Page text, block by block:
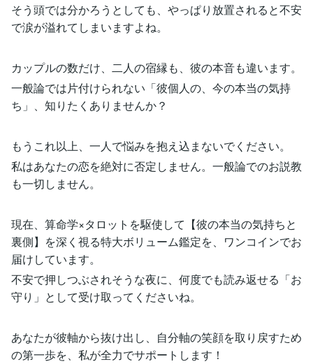
そう頭では分かろうとしても、やっぱり放置されると不安
で涙が溢れてしまいますよね。
カップルの数だけ、二人の宿縁も、彼の本音も違います。
一般論では片付けられない「彼個人の、今の本当の気持
ち」、知りたくありませんか？
もうこれ以上、一人で悩みを抱え込まないでください。
私はあなたの恋を絶対に否定しません。一般論でのお説教
も一切しません。
現在、算命学×タロットを駆使して【彼の本当の気持ちと
裏側】を深く視る特大ボリューム鑑定を、ワンコインでお
届けしています。
不安で押しつぶされそうな夜に、何度でも読み返せる「お
守り」として受け取ってくださいね。
あなたが彼軸から抜け出し、自分軸の笑顔を取り戻すため
の第一歩を、私が全力でサポートします！